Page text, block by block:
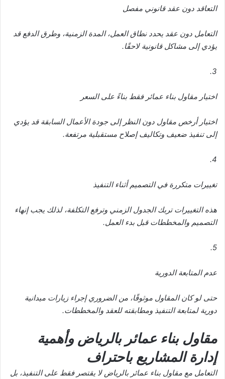
التعاقد دون عقد قانوني مفصل
التعامل دون عقد يحدد نطاق العمل، المدة الزمنية، وطرق الدفع قد
يؤدي إلى مشاكل قانونية لاحقًا.
3.
اختيار مقاول بناء عمائر فقط بناءً على السعر
اختيار أرخص مقاول دون النظر إلى جودة الأعمال السابقة قد يؤدي
إلى تنفيذ ضعيف وتكاليف إصلاح مستقبلية مرتفعة.
4.
تغييرات متكررة في التصميم أثناء التنفيذ
هذه التغييرات تربك الجدول الزمني وترفع التكلفة، لذلك يجب إنهاء
التصميم والمخططات قبل بدء العمل.
5.
عدم المتابعة الدورية
حتى لو كان المقاول موثوقًا، من الضروري إجراء زيارات ميدانية
دورية لمتابعة التنفيذ ومطابقته للعقد والمخططات.
مقاول بناء عمائر بالرياض وأهمية
إدارة المشاريع باحتراف
التعامل مع مقاول بناء عمائر بالرياض لا يقتصر فقط على التنفيذ، بل